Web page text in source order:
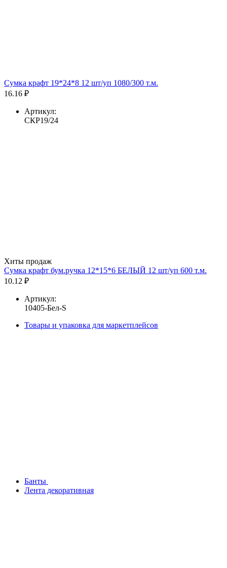
Сумка крафт 19*24*8 12 шт/уп 1080/300 т.м.
16.16 ₽
Артикул:
СКР19/24
Хиты продаж
Сумка крафт бум.ручка 12*15*6 БЕЛЫЙ 12 шт/уп 600 т.м.
10.12 ₽
Артикул:
10405-Бел-S
Товары и упаковка для маркетплейсов
Банты
Лента декоративная